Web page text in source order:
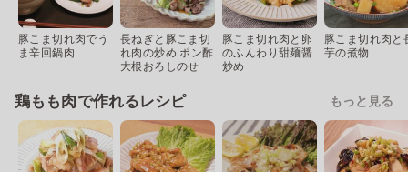
豚こま切れ肉でう
ま辛回鍋肉
長ねぎと豚こま切
れ肉の炒め ポン酢
大根おろしのせ
豚こま切れ肉と卵
のふんわり甜麺醤
炒め
豚こま切れ肉と
芋の煮物
鶏もも肉で作れるレシピ もっと見る